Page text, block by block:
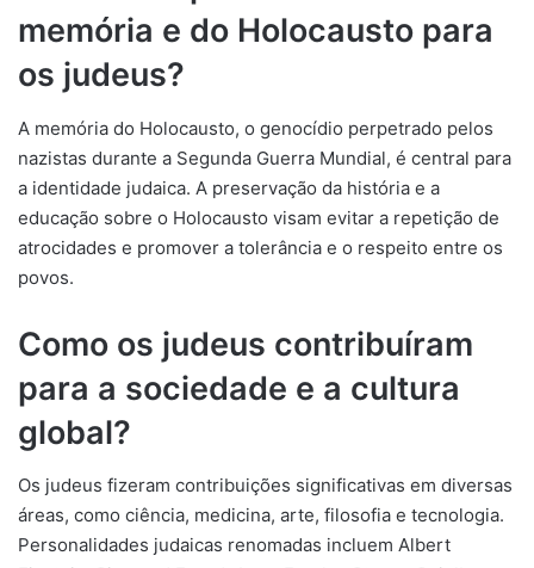
memória e do Holocausto para
os judeus?
A memória do Holocausto, o genocídio perpetrado pelos
nazistas durante a Segunda Guerra Mundial, é central para
a identidade judaica. A preservação da história e a
educação sobre o Holocausto visam evitar a repetição de
atrocidades e promover a tolerância e o respeito entre os
povos.
Como os judeus contribuíram
para a sociedade e a cultura
global?
Os judeus fizeram contribuições significativas em diversas
áreas, como ciência, medicina, arte, filosofia e tecnologia.
Personalidades judaicas renomadas incluem Albert